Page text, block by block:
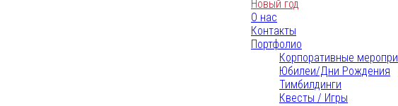
Новый год
О нас
Контакты
Портфолио
Корпоративные
Юбилеи/Дни Рождения
Тимбилдинги
Квесты / Игры